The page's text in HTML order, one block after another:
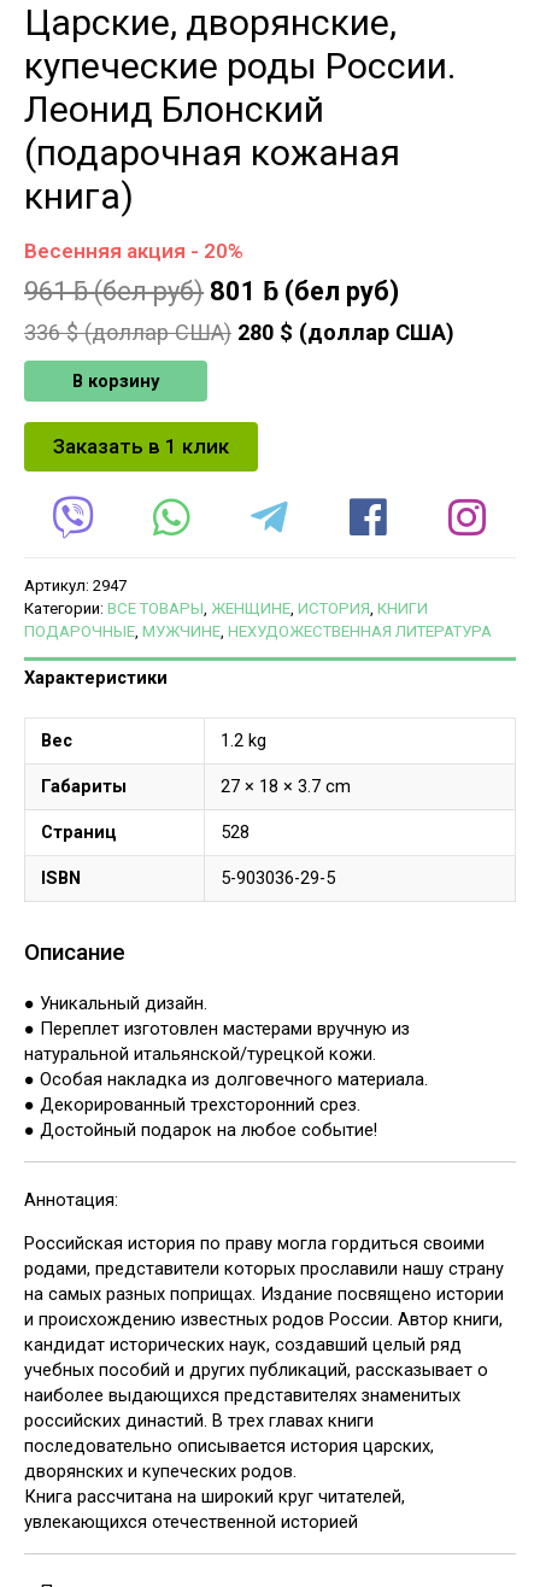
Царские, дворянские,
купеческие роды России.
Леонид Блонский
(подарочная кожаная
книга)
Весенняя акция - 20%
961ƃ(бел руб) 801 ƃ (бел руб)
336$ (доллар США) 280 $ (доллар США)
В корзину
Заказать в 1 клик
Артикул: 2947
Категории: ВСЕ ТОВАРЫ, ЖЕНЩИНЕ, ИСТОРИЯ, КНИГИ
ПОДАРОЧНЫЕ, МУЖЧИНЕ, НЕХУДОЖЕСТВЕННАЯ ЛИТЕРАТУРА
Характеристики
Вес 1.2 kg
Габариты 27 × 18 × 3.7 cm
Страниц 528
ISBN 5-903036-29-5
Описание
● Уникальный дизайн.
● Переплет изготовлен мастерами вручную из
натуральной итальянской/турецкой кожи.
● Особая накладка из долговечного материала.
● Декорированный трехсторонний срез.
● Достойный подарок на любое событие!
Аннотация:
Российская история по праву могла гордиться своими
родами, представители которых прославили нашу страну
на самых разных поприщах. Издание посвящено истории
и происхождению известных родов России. Автор книги,
кандидат исторических наук, создавший целый ряд
учебных пособий и других публикаций, рассказывает о
наиболее выдающихся представителях знаменитых
российских династий. В трех главах книги
последовательно описывается история царских,
дворянских и купеческих родов.
Книга рассчитана на широкий круг читателей,
увлекающихся отечественной историей